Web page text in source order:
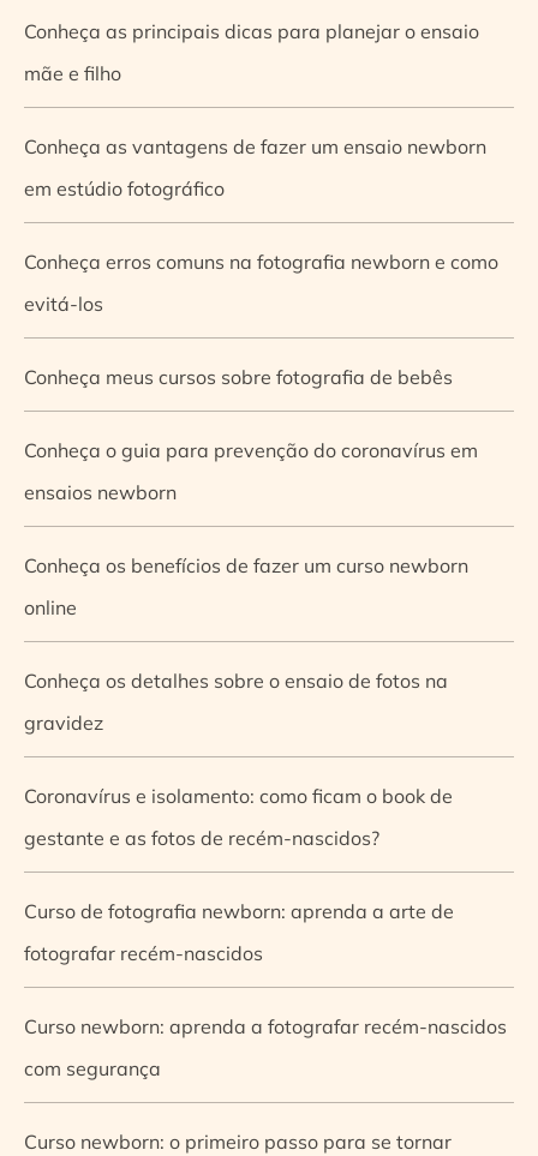
Conheça as principais dicas para planejar o ensaio
mãe e filho
Conheça as vantagens de fazer um ensaio newborn
em estúdio fotográfico
Conheça erros comuns na fotografia newborn e como
evitá-los
Conheça meus cursos sobre fotografia de bebês
Conheça o guia para prevenção do coronavírus em
ensaios newborn
Conheça os benefícios de fazer um curso newborn
online
Conheça os detalhes sobre o ensaio de fotos na
gravidez
Coronavírus e isolamento: como ficam o book de
gestante e as fotos de recém-nascidos?
Curso de fotografia newborn: aprenda a arte de
fotografar recém-nascidos
Curso newborn: aprenda a fotografar recém-nascidos
com segurança
Curso newborn: o primeiro passo para se tornar